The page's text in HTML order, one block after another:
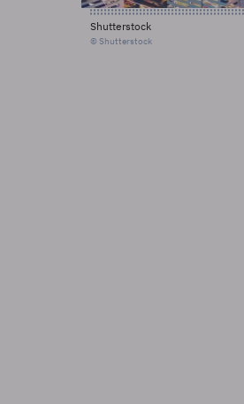
Shutterstock
© Shutterstock